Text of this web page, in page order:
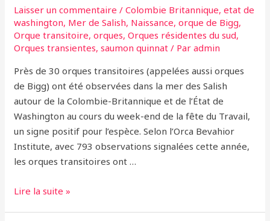
Laisser un commentaire /Colombie Britannique,etat de
washington, Mer de Salish, Naissance,orque de Bigg,
Orque transitoire,orques,Orques résidentes du sud,
Orques transientes,saumon quinnat / Paradmin
Près de 30 orques transitoires (appelées aussi orques
de Bigg) ont été observées dans la mer des Salish
autour de la Colombie-Britannique et de l’État de
Washington au cours du week-end de la fête du Travail,
un signe positif pour l’espèce. Selon l’Orca Bevahior
Institute, avec 793 observations signalées cette année,
les orques transitoires ont …
Observation
Lire la suite »